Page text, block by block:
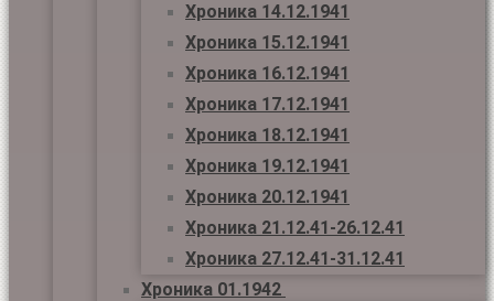
Хроника 14.12.1941
Хроника 15.12.1941
Хроника 16.12.1941
Хроника 17.12.1941
Хроника 18.12.1941
Хроника 19.12.1941
Хроника 20.12.1941
Хроника 21.12.41-26.12.41
Хроника 27.12.41-31.12.41
Хроника 01.1942